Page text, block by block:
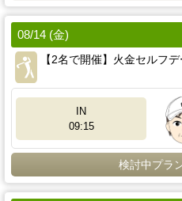
08/14 (金)
【2名で開催】火金セルフ
IN
09:15
検討中プラ